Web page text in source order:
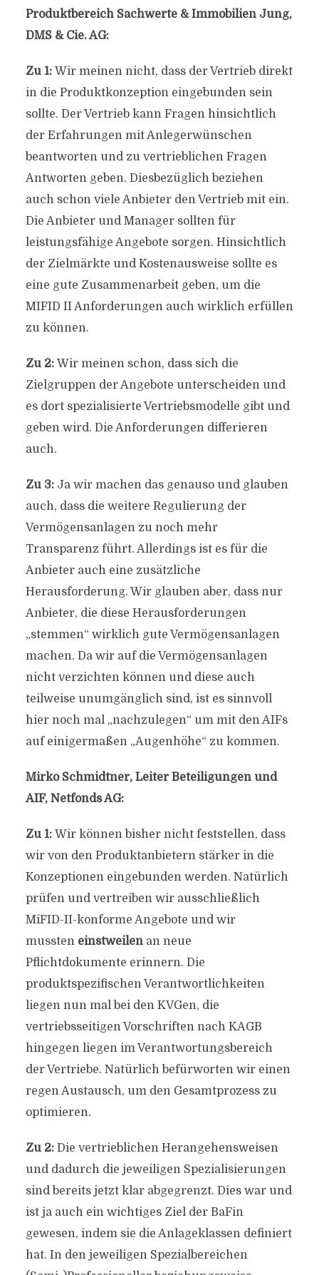
Produktbereich Sachwerte & Immobilien Jung,
DMS & Cie. AG:
Zu 1: Wir meinen nicht, dass der Vertrieb direkt
in die Produktkonzeption eingebunden sein
sollte. Der Vertrieb kann Fragen hinsichtlich
der Erfahrungen mit Anlegerwünschen
beantworten und zu vertrieblichen Fragen
Antworten geben. Diesbezüglich beziehen
auch schon viele Anbieter den Vertrieb mit ein.
Die Anbieter und Manager sollten für
leistungsfähige Angebote sorgen. Hinsichtlich
der Zielmärkte und Kostenausweise sollte es
eine gute Zusammenarbeit geben, um die
MIFID II Anforderungen auch wirklich erfüllen
zu können.
Zu 2: Wir meinen schon, dass sich die
Zielgruppen der Angebote unterscheiden und
es dort spezialisierte Vertriebsmodelle gibt und
geben wird. Die Anforderungen differieren
auch.
Zu 3: Ja wir machen das genauso und glauben
auch, dass die weitere Regulierung der
Vermögensanlagen zu noch mehr
Transparenz führt. Allerdings ist es für die
Anbieter auch eine zusätzliche
Herausforderung. Wir glauben aber, dass nur
Anbieter, die diese Herausforderungen
„stemmen“ wirklich gute Vermögensanlagen
machen. Da wir auf die Vermögensanlagen
nicht verzichten können und diese auch
teilweise unumgänglich sind, ist es sinnvoll
hier noch mal „nachzulegen“ um mit den AIFs
auf einigermaßen „Augenhöhe“ zu kommen.
Mirko Schmidtner, Leiter Beteiligungen und
AIF, Netfonds AG:
Zu 1:Wir können bisher nicht feststellen, dass
wir von den Produktanbietern stärker in die
Konzeptionen eingebunden werden. Natürlich
prüfen und vertreiben wir ausschließlich
MiFID-II-konforme Angebote und wir
mussten einstweilenan neue
Pflichtdokumente erinnern. Die
produktspezifischen Verantwortlichkeiten
liegen nun mal bei den KVGen, die
vertriebsseitigen Vorschriften nach KAGB
hingegen liegen im Verantwortungsbereich
der Vertriebe. Natürlich befürworten wir einen
regen Austausch, um den Gesamtprozess zu
optimieren.
Zu 2:Die vertrieblichen Herangehensweisen
und dadurch die jeweiligen Spezialisierungen
sind bereits jetzt klar abgegrenzt. Dies war und
ist ja auch ein wichtiges Ziel der BaFin
gewesen, indem sie die Anlageklassen definiert
hat. In den jeweiligen Spezialbereichen